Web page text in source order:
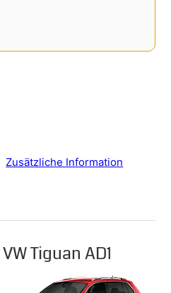
Zusätzliche Information
Tiguan AD1